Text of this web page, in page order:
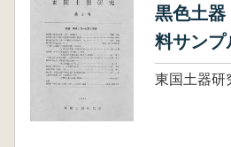
黒色土
料サンプ
東国土器研